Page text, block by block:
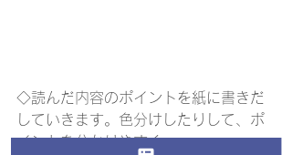
◇読んだ内容のポイントを紙に書きだ
していきます。色分けしたりして、ポ
イントを分かりやすく。